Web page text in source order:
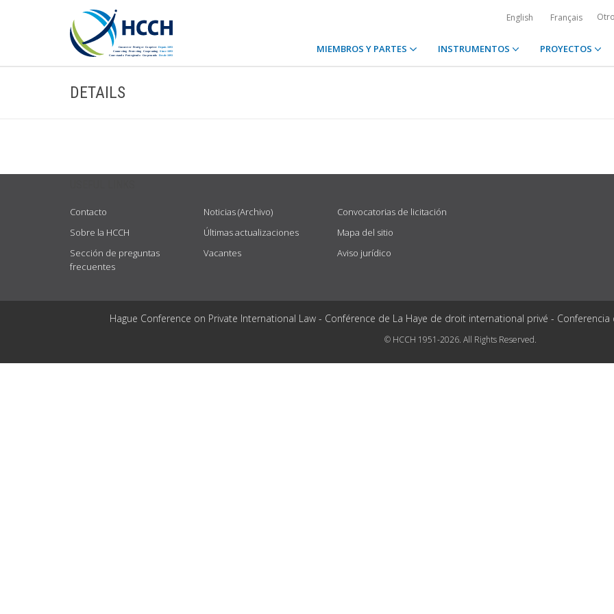
English Français
MIEMBROS Y PARTES INSTRUMENTOS PROYECTOS
DETAILS
Contacto
Sobre la HCCH
Sección de preguntas
frecuentes
Noticias (Archivo)
Últimas actualizaciones
Vacantes
Convocatorias de licitación
Mapa del sitio
Aviso jurídico
Hague Conference on Private International Law - Conférence de La Haye de droit international privé -
© HCCH 1951-2026. All Rights Reserved.